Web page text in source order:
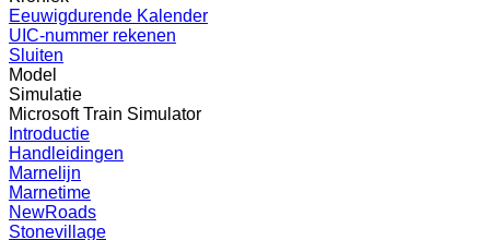
Eeuwigdurende Kalender
UIC-nummer rekenen
Sluiten
Model
Simulatie
Microsoft Train Simulator
Introductie
Handleidingen
Marnelijn
Marnetime
NewRoads
Stonevillage